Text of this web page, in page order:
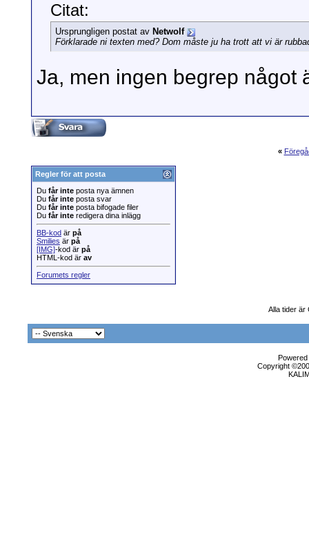
Citat:
Ursprungligen postat av Netwolf
Förklarade ni texten med? Dom måste ju ha trott att vi är
Ja, men ingen begrep något
«
Regler för att posta
Du får inte posta nya ämnen
Du får inte posta svar
Du får inte posta bifogade filer
Du får inte redigera dina inlägg
BB-kod är på
Smilies är på
[IMG]-kod är på
HTML-kod är av
Forumets regler
Alla tider är
Copyright